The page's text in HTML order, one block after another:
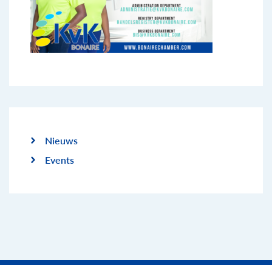
Nieuws
Events